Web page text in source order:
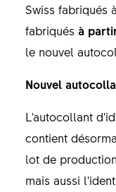
Swiss fabriqués
fabriqués à
le nouvel
Nouvel
L'autocollant
contient
lot de
mais aussi